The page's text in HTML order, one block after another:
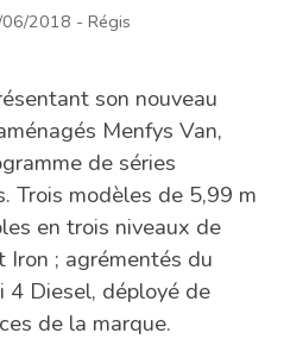
2018 - Régis
son nouveau
Menfys Van,
de séries
Trois modèles de 5,99 m
en trois niveaux de
Iron ; agrémentés du
4 Diesel, déployé de
de la marque.